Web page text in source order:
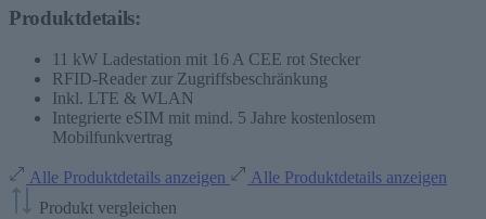
Produktdetails:
11 kW Ladestation mit 16 A CEE rot Stecker
RFID-Reader zur Zugriffsbeschränkung
Inkl. LTE & WLAN
Integrierte eSIM mit mind. 5 Jahre kostenlosem
Mobilfunkvertrag
Alle Produktdetails anzeigen
Alle Produktdetails anzeigen
Produkt vergleichen